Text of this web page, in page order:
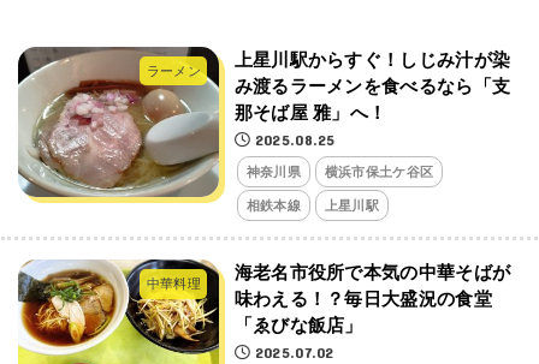
ラーメン
上星川駅からすぐ！しじみ汁が染
み渡るラーメンを食べるなら「支
那そば屋 雅」へ！
2025.08.25
神奈川県 横浜市保土ケ谷区
相鉄本線 上星川駅
中華料理
海老名市役所で本気の中華そばが
味わえる！？毎日大盛況の食堂
「ゑびな飯店」
2025.07.02